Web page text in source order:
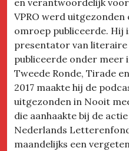
VPRO werd
omroep publiceerde. Hij
presentator van literaire
publiceerde onder meer
Tweede Ronde, Tirade
2017 maakte hij de
uitgezonden in Nooit
die aanhaakte bij de
Nederlands
maandelijks een